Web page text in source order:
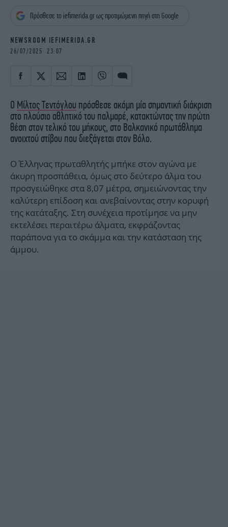
OSCARS
THE OCEAN
Πρόσθεσε το iefimerida.gr ως προτιμώμενη πηγή στη Google
NEWSROOM IEFIMERIDA.GR
26/07/2025 23:07
Ο Μίλτος Τεντόγλου πρόσθεσε ακόμη μία σημαντική διάκριση
στο πλούσιο αθλητικό του παλμαρέ, κατακτώντας την πρώτη
θέση στον τελικό του μήκους, στο Βαλκανικό πρωτάθλημα
ανοιχτού στίβου που διεξάγεται στον Βόλο.
Ο Έλληνας πρωταθλητής μπήκε στον αγώνα με
άκυρη προσπάθεια, όμως στο δεύτερο άλμα του
προσγειώθηκε στα 8,07 μέτρα, σημειώνοντας την
καλύτερη επίδοση και ανεβαίνοντας στην κορυφή
της κατάταξης. Στη συνέχεια προτίμησε να μην
εκτελέσει περαιτέρω άλματα, εκφράζοντας
παράπονα για το σκάμμα και την κατάσταση της
άμμου.